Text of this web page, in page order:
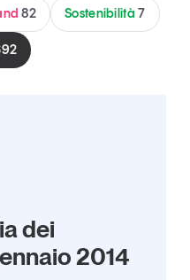
82 Sostenibilità7
dei
2014